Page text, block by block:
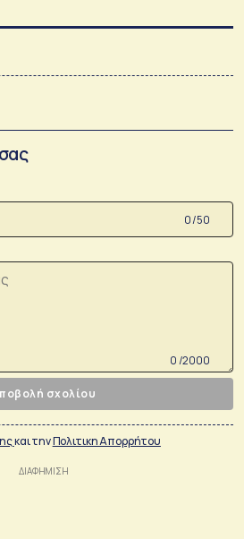
0 /50
0 /2000
σχολίου
και τηνΠολιτικη Απορρήτου